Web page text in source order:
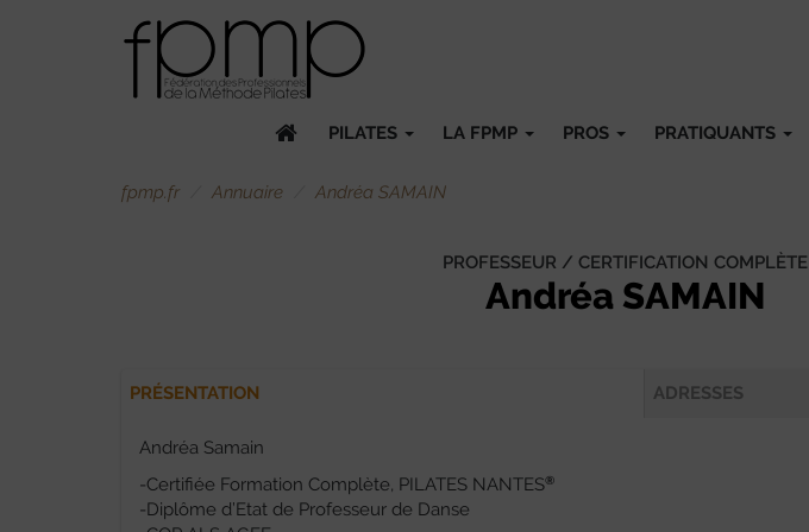
PILATES LA FPMP PROS PRATIQUANTS
fpmp.fr Annuaire Andréa SAMAIN
PROFESSEUR / CERTIFICATION COMPLÈTE
Andréa SAMAIN
PRÉSENTATION ADRESSES
Andréa Samain
-Certifiée Formation Complète, PILATES NANTES®
-Diplôme d’Etat de Professeur de Danse